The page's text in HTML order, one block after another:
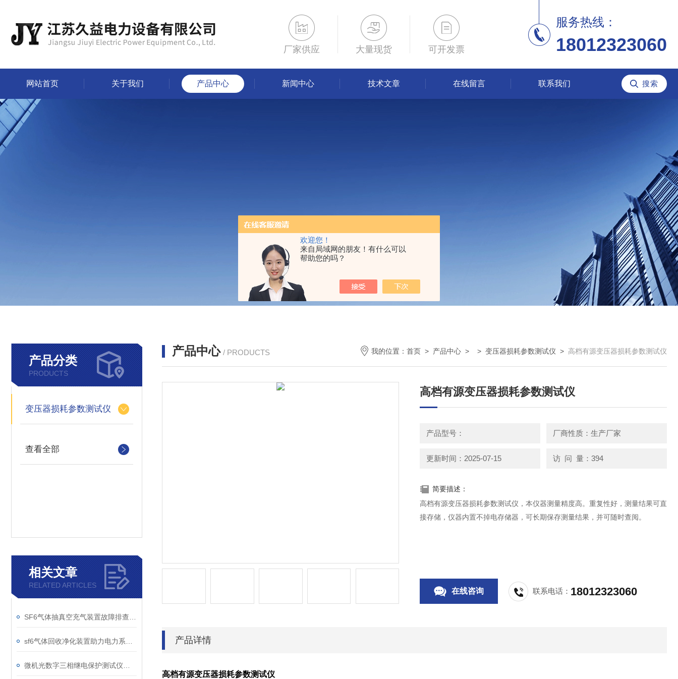
欢迎您！
来自局域网的朋友！有什么可以
帮助您的吗？
厂家供应 大量现货 可开发票
服务热线：
18012323060
网站首页 关于我们 产品中心 新闻中心 技术文章 在线留言 联系我们
产品分类
PRODUCTS
变压器损耗参数测试仪
查看全部
相关文章
RELATED ARTICLES
产品中心 / PRODUCTS 我的位置： 首页 > 产品中心 > > 变压器损耗参数测试仪 > 高档有源变压器损耗参数测试仪
高档有源变压器损耗参数测试仪
产品型号： 厂商性质：生产厂家
更新时间：2025-07-15 访 问 量：394
简要描述：
高档有源变压器损耗参数测试仪，本仪器测量精度高。重复性好，测量结果可直
接存储，仪器内置不掉电存储器，可长期保存测量结果，并可随时查阅。
在线咨询 联系电话： 18012323060
产品详情
高档有源变压器损耗参数测试仪